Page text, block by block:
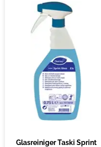
Glasreiniger Taski Sprint